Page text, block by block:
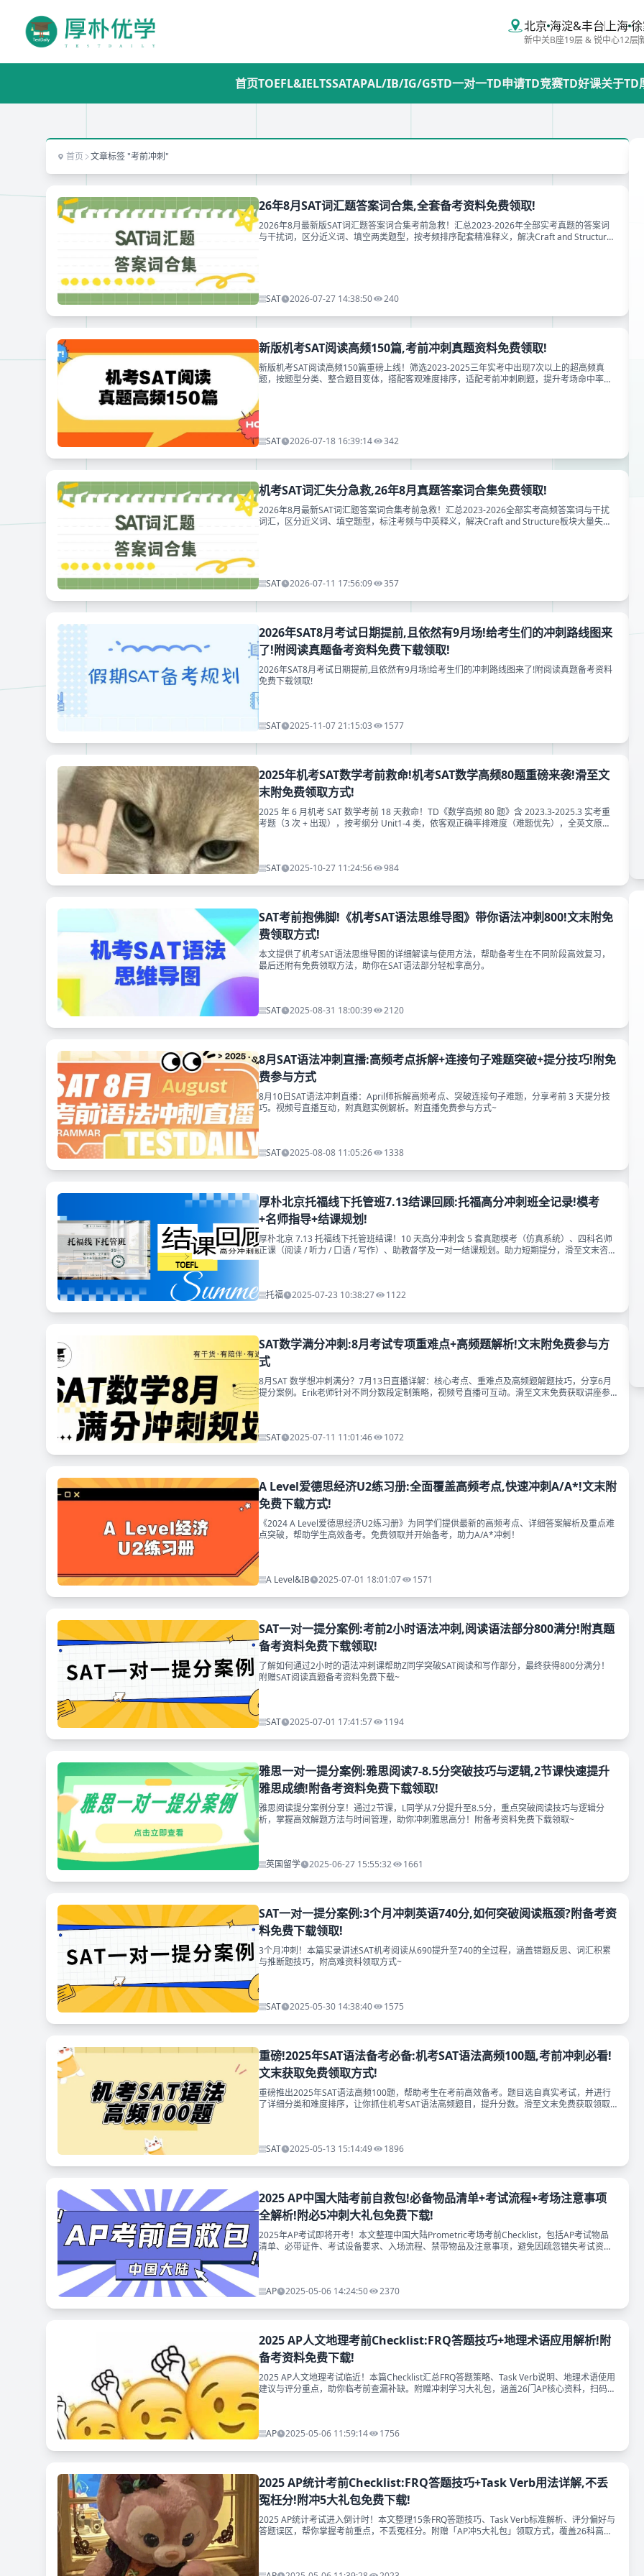
北京 海淀&丰台上海
新中关B座19层 & 锐中心12层
首页TOEFL&IELTSSATAPAL/IB/IG/G5TD一对一TD申请TD竞赛TD好课关于TD
首页 文章标签 "考前冲刺"
26年8月SAT词汇题答案词合集,全套备考资料免费领取!
2026年8月最新版SAT词汇题答案词合集考前急救！汇总2023-2026年全部实考真题的答案词
与干扰词，区分近义词、填空两类题型，按考频排序配套精准释义，解决Craft and Structure
SAT 2026-07-27 14:38:50 240
新版机考SAT阅读高频150篇,考前冲刺真题资料免费领取!
新版机考SAT阅读高频150篇重磅上线！筛选2023-2025三年实考中出现7次以上的超高频真
题，按题型分类、整合题目变体，搭配客观难度排序，适配考前冲刺刷题，提升考场命中率，
SAT 2026-07-18 16:39:14 342
机考SAT词汇失分急救,26年8月真题答案词合集免费领取!
2026年8月最新SAT词汇题答案词合集考前急救！汇总2023-2026全部实考高频答案词与干扰
词汇，区分近义词、填空题型，标注考频与中英释义，解决Craft and Structure板块大量失分
SAT 2026-07-11 17:56:09 357
2026年SAT8月考试日期提前,且依然有9月场!给考生们的冲刺路线图来
了!附阅读真题备考资料免费下载领取!
2026年SAT8月考试日期提前,且依然有9月场!给考生们的冲刺路线图来了!附阅读真题备考资料
免费下载领取!
SAT 2025-11-07 21:15:03 1577
2025年机考SAT数学考前救命!机考SAT数学高频80题重磅来袭!滑至文
末附免费领取方式!
2025 年 6 月机考 SAT 数学考前 18 天救命！TD《数学高频 80 题》含 2023.3-2025.3 实考重
考题（3 次 + 出现），按考纲分 Unit1-4 类，依客观正确率排难度（难题优先），全英文原
SAT
2025-10-27 11:24:56 984
SAT考前抱佛脚!《机考SAT语法思维导图》带你语法冲刺800!文末附免
费领取方式!
本文提供了机考SAT语法思维导图的详细解读与使用方法，帮助备考生在不同阶段高效复习，
最后还附有免费领取方法，助你在SAT语法部分轻松拿高分。
SAT 2025-08-31 18:00:39 2120
8月SAT语法冲刺直播:高频考点拆解+连接句子难题突破+提分技巧!附免
费参与方式
8月10日SAT语法冲刺直播：April师拆解高频考点、突破连接句子难题，分享考前 3 天提分技
巧。视频号直播互动，附真题实例解析。附直播免费参与方式~
SAT 2025-08-08 11:05:26 1338
厚朴北京托福线下托管班7.13结课回顾:托福高分冲刺班全记录!模考
+名师指导+结课规划!
厚朴北京 7.13 托福线下托管班结课！10 天高分冲刺含 5 套真题模考（仿真系统）、四科名师
正课（阅读 / 听力 / 口语 / 写作）、助教督学及一对一结课规划。助力短期提分，滑至文末咨询
托福 2025-07-23 10:38:27 1122
SAT数学满分冲刺:8月考试专项重难点+高频题解析!文末附免费参与方
式
8月SAT 数学想冲刺满分？7月13日直播详解：核心考点、重难点及高频题解题技巧，分享6月
提分案例。Erik老师针对不同分数段定制策略，视频号直播可互动。滑至文末免费获取讲座参
SAT 2025-07-11 11:01:46 1072
A Level爱德思经济U2练习册:全面覆盖高频考点,快速冲刺A/A*!文末附
免费下载方式!
《2024 A Level爱德思经济U2练习册》为同学们提供最新的高频考点、详细答案解析及重点难
点突破，帮助学生高效备考。免费领取并开始备考，助力A/A*冲刺！
A Level&IB 2025-07-01 18:01:07 1571
​SAT一对一提分案例:考前2小时语法冲刺,阅读语法部分800满分!附真题
备考资料免费下载领取!
了解如何通过2小时的语法冲刺课帮助Z同学突破SAT阅读和写作部分，最终获得800分满分！
附赠SAT阅读真题备考资料免费下载~
SAT 2025-07-01 17:41:57 1194
雅思一对一提分案例:雅思阅读7-8.5分突破技巧与逻辑,2节课快速提升
雅思成绩!附备考资料免费下载领取!
雅思阅读提分案例分享！通过2节课，L同学从7分提升至8.5分，重点突破阅读技巧与逻辑分
析，掌握高效解题方法与时间管理，助你冲刺雅思高分！附备考资料免费下载领取~
英国留学 2025-06-27 15:55:32 1661
SAT一对一提分案例:3个月冲刺英语740分,如何突破阅读瓶颈?附备考资
料免费下载领取!
3个月冲刺！本篇实录讲述SAT机考阅读从690提升至740的全过程，涵盖错题反思、词汇积累
与推断题技巧，附高难资料领取方式~
SAT 2025-05-30 14:38:40 1575
重磅!2025年SAT语法备考必备:机考SAT语法高频100题,考前冲刺必看!
文末获取免费领取方式!
重磅推出2025年SAT语法高频100题，帮助考生在考前高效备考。题目选自真实考试，并进行
了详细分类和难度排序，让你抓住机考SAT语法高频题目，提升分数。滑至文末免费获取领取
SAT 2025-05-13 15:14:49 1896
2025 AP中国大陆考前自救包!必备物品清单+考试流程+考场注意事项
全解析!附必5冲刺大礼包免费下载!
2025年AP考试即将开考！本文整理中国大陆Prometric考场考前Checklist，包括AP考试物品
清单、必带证件、考试设备要求、入场流程、禁带物品及注意事项，避免因疏忽错失考试资
AP 2025-05-06 14:24:50 2370
2025 AP人文地理考前Checklist:FRQ答题技巧+地理术语应用解析!附
备考资料免费下载!
2025 AP人文地理考试临近！本篇Checklist汇总FRQ答题策略、Task Verb说明、地理术语使用
建议与评分重点，助你临考前查漏补缺。附赠冲刺学习大礼包，涵盖26门AP核心资料，扫码免
AP 2025-05-06 11:59:14 1756
2025 AP统计考前Checklist:FRQ答题技巧+Task Verb用法详解,不丢
冤枉分!附冲5大礼包免费下载!
2025 AP统计考试进入倒计时！本文整理15条FRQ答题技巧、Task Verb标准解析、评分偏好与
答题误区，帮你掌握考前重点，不丢冤枉分。附赠「AP冲5大礼包」领取方式，覆盖26科高频